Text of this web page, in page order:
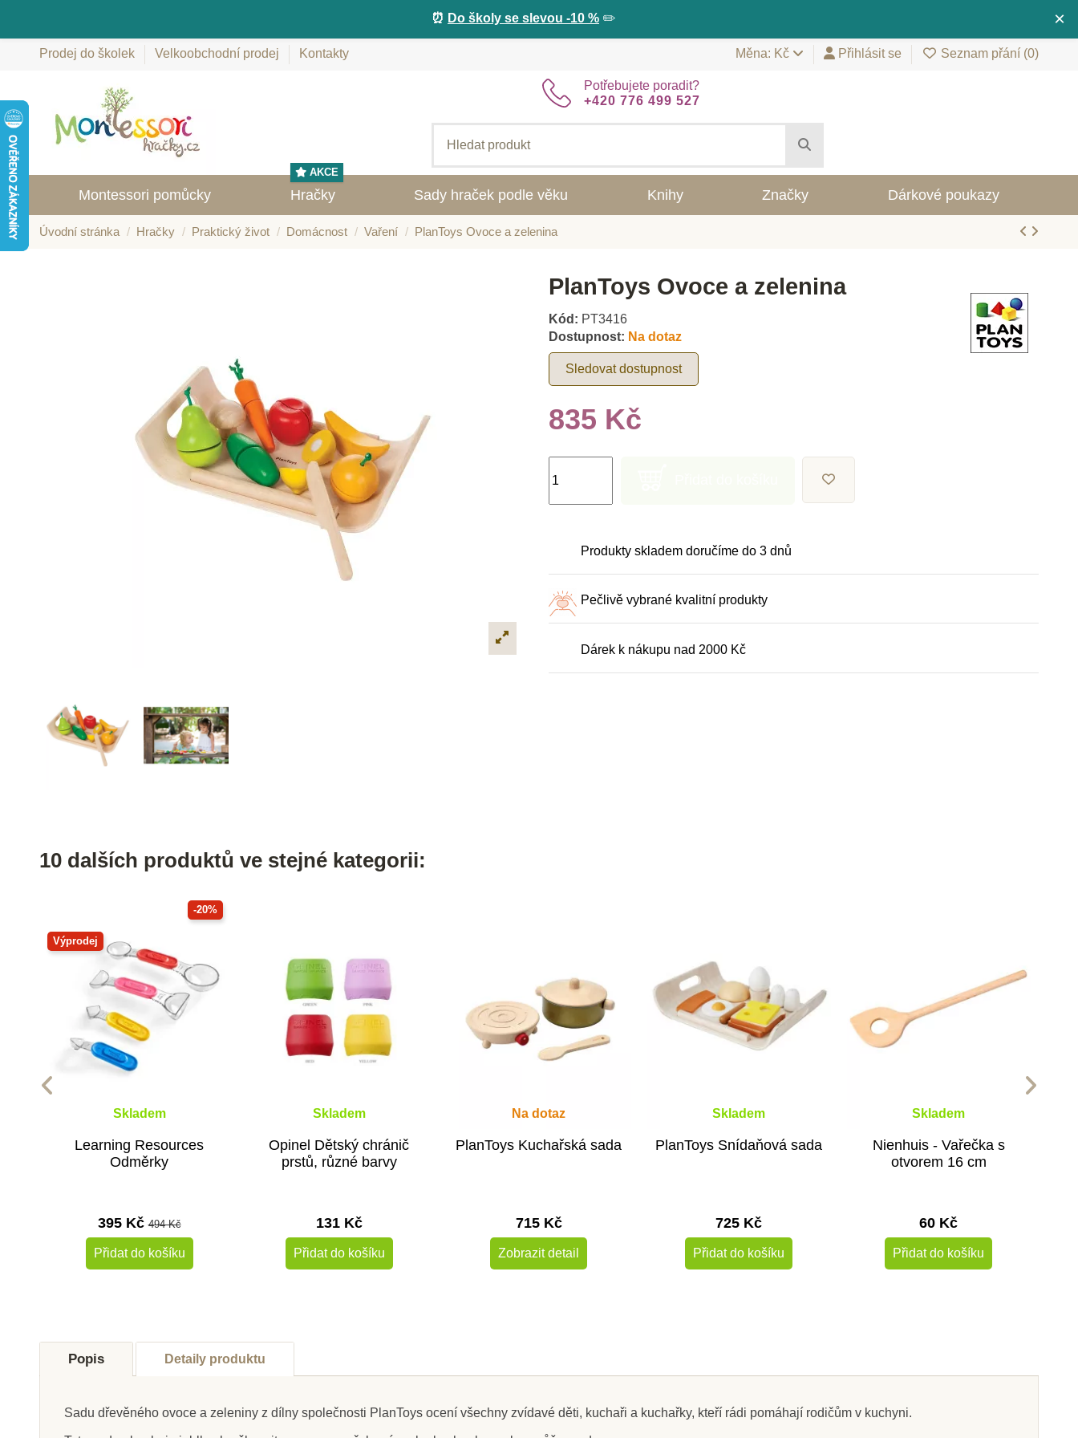
×
⏰ Do školy se slevou -10 % ✏️
Prodej do školek Velkoobchodní prodej Kontakty Měna: Kč Přihlásit se Seznam přání (0)
Potřebujete poradit?
+420 776 499 527
Montessori pomůcky Hračky
AKCE
Sady hraček podle věku Knihy Značky Dárkové poukazy
Úvodní stránka Hračky Praktický život Domácnost Vaření PlanToys Ovoce a zelenina
PlanToys Ovoce a zelenina
Kód: PT3416
Dostupnost: Na dotaz
Sledovat dostupnost
835 Kč
Produkty skladem doručíme do 3 dnů
Pečlivě vybrané kvalitní produkty
Dárek k nákupu nad 2000 Kč
10 dalších produktů ve stejné kategorii:
-20%
Výprodej
Skladem
Learning Resources
Odměrky
395 Kč494 Kč
Přidat do košíku
Skladem
Opinel Dětský chránič
prstů, různé barvy
131 Kč
Přidat do košíku
Na dotaz
PlanToys Kuchařská sada
715 Kč
Zobrazit detail
Skladem
PlanToys Snídaňová sada
725 Kč
Přidat do košíku
Skladem
Nienhuis - Vařečka s
otvorem 16 cm
60 Kč
Přidat do košíku
Popis Detaily produktu
Sadu dřevěného ovoce a zeleniny z dílny společnosti PlanToys ocení všechny zvídavé děti, kuchaři a kuchařky, kteří rádi pomáhají rodičům v kuchyni.